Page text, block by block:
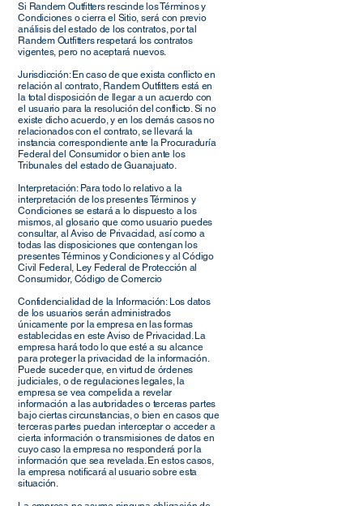
Si Randem Outfitters rescinde los Términos y
Condiciones o cierra el Sitio, será con previo
análisis del estado de los contratos, por tal
Randem Outfitters respetará los contratos
vigentes, pero no aceptará nuevos.
Jurisdicción: En caso de que exista conflicto en
relación al contrato, Randem Outfitters está en
la total disposición de llegar a un acuerdo con
el usuario para la resolución del conflicto. Si no
existe dicho acuerdo, y en los demás casos no
relacionados con el contrato, se llevará la
instancia correspondiente ante la Procuraduría
Federal del Consumidor o bien ante los
Tribunales del estado de Guanajuato.
Interpretación: Para todo lo relativo a la
interpretación de los presentes Términos y
Condiciones se estará a lo dispuesto a los
mismos, al glosario que como usuario puedes
consultar, al Aviso de Privacidad, así como a
todas las disposiciones que contengan los
presentes Términos y Condiciones y al Código
Civil Federal, Ley Federal de Protección al
Consumidor, Código de Comercio
Confidencialidad de la Información: Los datos
de los usuarios serán administrados
únicamente por la empresa en las formas
establecidas en este Aviso de Privacidad. La
empresa hará todo lo que esté a su alcance
para proteger la privacidad de la información.
Puede suceder que, en virtud de órdenes
judiciales, o de regulaciones legales, la
empresa se vea compelida a revelar
información a las autoridades o terceras partes
bajo ciertas circunstancias, o bien en casos que
terceras partes puedan interceptar o acceder a
cierta información o transmisiones de datos en
cuyo caso la empresa no responderá por la
información que sea revelada. En estos casos,
la empresa notificará al usuario sobre esta
situación.